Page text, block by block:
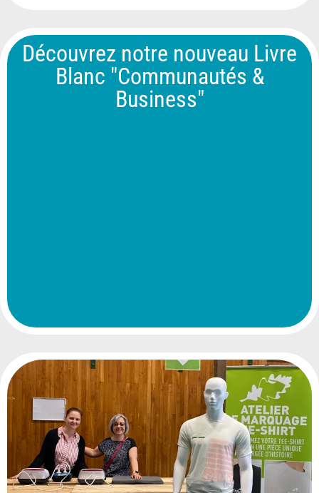
Découvrez notre nouveau Livre
Blanc "Communautés &
Business"